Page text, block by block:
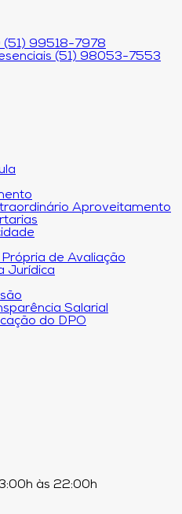
(51) 99518-7978
(51) 98053-7553
Aproveitamento
de Avaliação
Jurídica
Salarial
do DPO
às 22:00h